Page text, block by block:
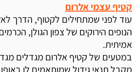
קטיף עצמי אלרום
עוד לפני שמתחילים לקטוף, הדרך
הנופים הירוקים של צפון הגולן,
אמיתית.
במטעים של קטיף אלרום מגדלים